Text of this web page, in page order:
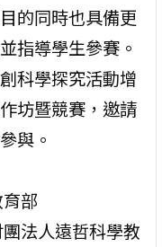
的同時也具備更
指導學生參賽。
科學探究活動增
坊暨競賽，邀請
與。
部
法人遠哲科學教